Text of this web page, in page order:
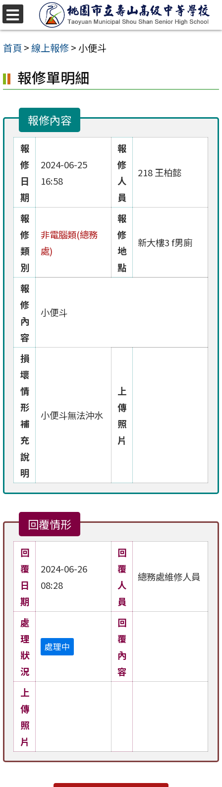
跳
至
主
內
容
首頁 >線上報修> 小便斗
報修單明細
報修內容
報
修
日
期
2024-06-25
16:58
報
修
人
員
218 王柏懿
報
修
類
別
非電腦類(總務
處)
報
修
地
點
新大樓3 f男廁
報
修
內
容
小便斗
損
壞
情
形
補
充
說
明
小便斗無法沖水
上
傳
照
片
回覆情形
回
覆
日
期
2024-06-26
08:28
回
覆
人
員
總務處維修人員
處
理
狀
況
處理中
回
覆
內
容
上
傳
照
片
選
單